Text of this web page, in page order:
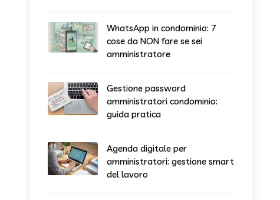
WhatsApp in condominio: 7
cose da NON fare se sei
amministratore
Gestione password
amministratori condominio:
guida pratica
Agenda digitale per
amministratori: gestione smart
del lavoro